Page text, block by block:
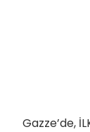
Gazze’de,